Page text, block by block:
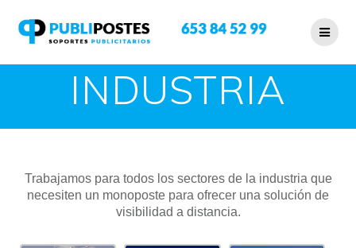
INDUSTRIA
Trabajamos para todos los sectores de la industria que
necesiten un monoposte para ofrecer una solución de
visibilidad a distancia.